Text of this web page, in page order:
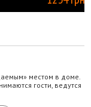
местом в доме.
гости, ведутся